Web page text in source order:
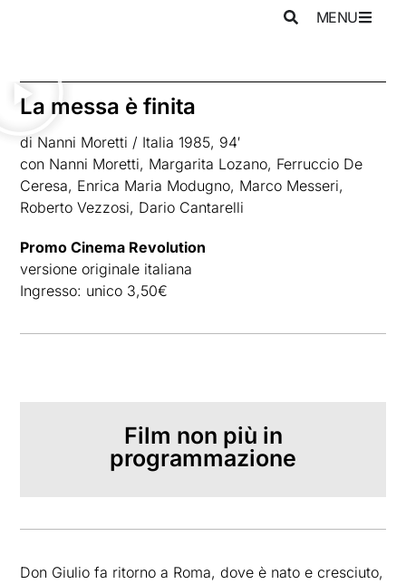
MENU
La messa è finita
di Nanni Moretti / Italia 1985, 94′
con Nanni Moretti, Margarita Lozano, Ferruccio De
Ceresa, Enrica Maria Modugno, Marco Messeri,
Roberto Vezzosi, Dario Cantarelli
Promo Cinema Revolution
versione originale italiana
Ingresso: unico 3,50€
Film non più in
programmazione
Don Giulio fa ritorno a Roma, dove è nato e cresciuto,